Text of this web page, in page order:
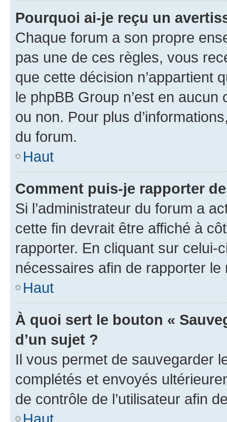
Pourquoi ai-je reçu un
Chaque forum a son propre
pas une de ces règles, vous
que cette décision n’appartient
le phpBB Group n’est en
ou non. Pour plus
du forum.
Haut
Comment puis-je rapporter
Si l’administrateur du forum a
cette fin devrait être affiché à
rapporter. En cliquant sur
nécessaires afin de rapporter le
Haut
À quoi sert le bouton «
d’un sujet ?
Il vous permet de sauvegarder
complétés et envoyés
de contrôle de l’utilisateur afin
Haut